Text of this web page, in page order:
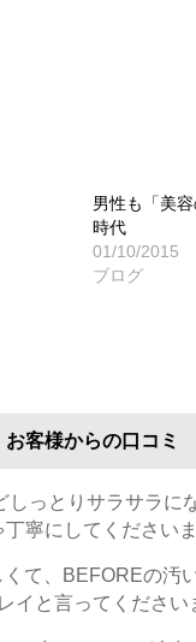
男性も「美
時代
01/10/2015
ブログ
お客様からの口コミ
しっとりサラサラに
寧にしてくださいま
て、BEFOREの汚
イと言ってください